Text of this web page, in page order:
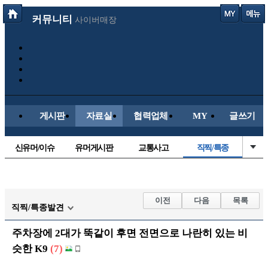
커뮤니티 사이버매장
게시판 자료실 협력업체 MY 글쓰기
신유머/이슈 유머게시판 교통사고 직찍/특종
자유사진 군사/무기
트럭/버스 항공/해운/철도
장착시공사진
직찍/특종발견
이전 다음 목록
주차장에 2대가 뚝같이 후면 전면으로 나란히 있는 비
슷한 K9 (7)